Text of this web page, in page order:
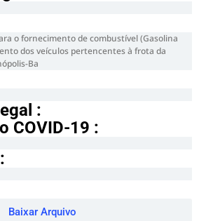
o fornecimento de combustível (Gasolina
dos veículos pertencentes à frota da
Ba
:​
COVID-19 :​
Baixar Arquivo